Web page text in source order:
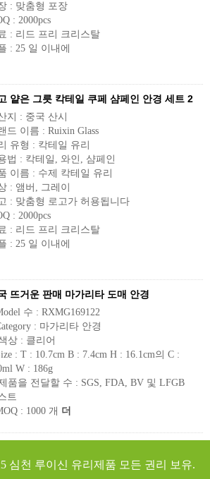
: 맞춤형 포장
: 2000pcs
: 리드 프리 크리스탈
: 25 일 이내에
얕은 그릇 칵테일 쿠페 샴페인 안경 세트 2
지 : 중국 산시
드 이름 : Ruixin Glass
유형 : 칵테일 유리
법 : 칵테일, 와인, 샴페인
이름 : 수제 칵테일 유리
: 앰버, 그레이
: 맞춤형 로고가 허용됩니다
: 2000pcs
: 리드 프리 크리스탈
: 25 일 이내에
뜨거운 판매 마가리타 도매 안경
수 : RXMG169122
: 마가리타 안경
상 : 클리어
: T : 10.7cm B : 7.4cm H : 16.1cm의 C :
W : 186g
품을 전달할 수 : SGS, FDA, BV 및 LFGB
트
: 1000 개 더
심천 루이신 유리제품 모든 권리 보유.